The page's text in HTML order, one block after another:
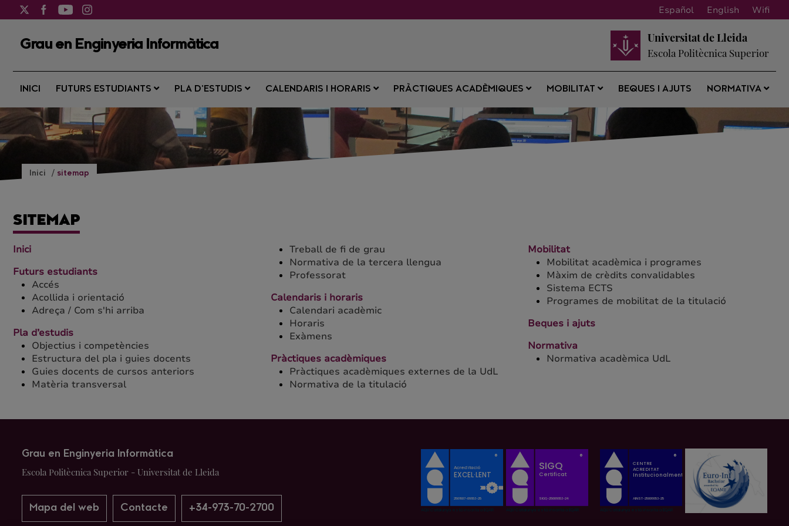
Español English Wifi
Grau en Enginyeria Informàtica
Universitat de Lleida
Escola Politècnica Superior
INICI FUTURS ESTUDIANTS PLA D’ESTUDIS CALENDARIS I HORARIS PRÀCTIQUES ACADÈMIQUES MOBILITAT BEQUES I AJUTS NORMATIVA
Inici sitemap
SITEMAP
Inici
Futurs estudiants
Accés
Acollida i orientació
Adreça / Com s'hi arriba
Pla d’estudis
Objectius i competències
Estructura del pla i guies docents
Guies docents de cursos anteriors
Matèria transversal
Treball de fi de grau
Normativa de la tercera llengua
Professorat
Calendaris i horaris
Calendari acadèmic
Horaris
Exàmens
Pràctiques acadèmiques
Pràctiques acadèmiques externes de la UdL
Normativa de la titulació
Mobilitat
Mobilitat acadèmica i programes
Màxim de crèdits convalidables
Sistema ECTS
Programes de mobilitat de la titulació
Beques i ajuts
Normativa
Normativa acadèmica UdL
Grau en Enginyeria Informàtica
Escola Politècnica Superior - Universitat de Lleida
Mapa del web Contacte +34-973-70-2700